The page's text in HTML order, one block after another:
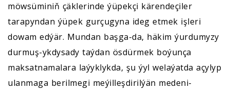
möwsüminiň çäklerinde ýüpekçi kärendeçiler
tarapyndan ýüpek gurçugyna ideg etmek işleri
dowam edýär. Mundan başga-da, häkim ýurdumyzy
durmuş-ykdysady taýdan ösdürmek boýunça
maksatnamalara laýyklykda, şu ýyl welaýatda açylyp
ulanmaga berilmegi meýilleşdirilýän medeni-